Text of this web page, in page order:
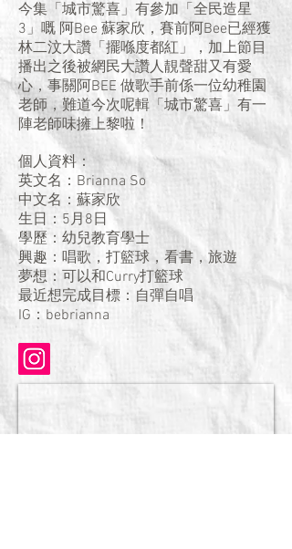
今集「城市驚喜」有參加「全民造星
3」嘅 阿Bee 蘇家欣，賽前阿Bee已經獲
林二汶大讚「擺喺度都紅」，加上節目
播出之後被網民大讚人靚聲甜又有愛
心，事關阿BEE 做歌手前係一位幼稚園
老師，難道今次呢輯「城市驚喜」有一
陣老師味擁上黎啦！
個人資料：
英文名：Brianna So
中文名：蘇家欣
生日：5月8日
學歷：幼兒教育學士
興趣：唱歌，打籃球，看書，旅遊
夢想：可以和Curry打籃球
最近想完成目標：自彈自唱
IG：bebrianna